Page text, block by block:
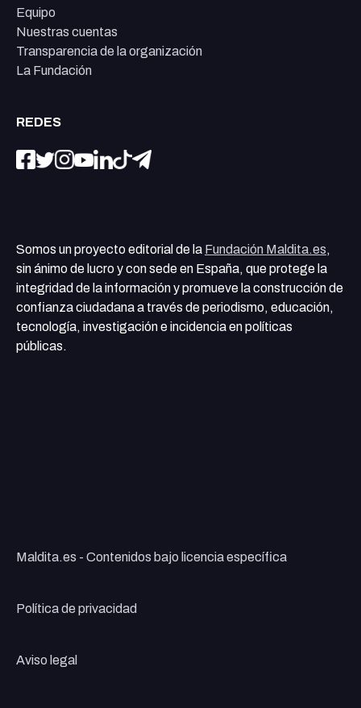
Equipo
Nuestras cuentas
Transparencia de la organización
La Fundación
REDES
Somos un proyecto editorial de la Fundación Maldita.es,
sin ánimo de lucro y con sede en España, que protege la
integridad de la información y promueve la construcción de
confianza ciudadana a través de periodismo, educación,
tecnología, investigación e incidencia en políticas
públicas.
Maldita.es - Contenidos bajo licencia específica
Política de privacidad
Aviso legal